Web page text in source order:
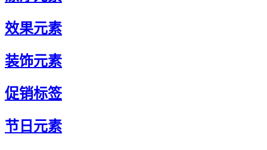
效果元素
装饰元素
促销标签
节日元素